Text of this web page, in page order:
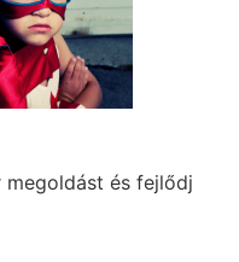
megoldást és fejlődj